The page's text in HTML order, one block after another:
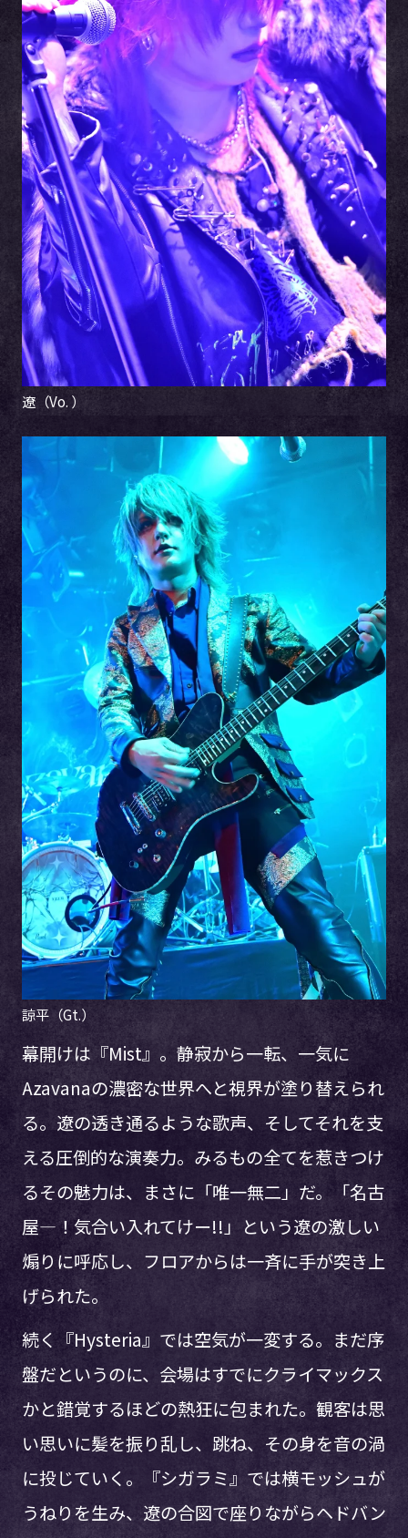
遼（Vo. ）
諒平（Gt.）
幕開けは『Mist』。静寂から一転、一気に
Azavanaの濃密な世界へと視界が塗り替えられ
る。遼の透き通るような歌声、そしてそれを支
える圧倒的な演奏力。みるもの全てを惹きつけ
るその魅力は、まさに「唯一無二」だ。「名古
屋―！気合い入れてけー!!」という遼の激しい
煽りに呼応し、フロアからは一斉に手が突き上
げられた。
続く『Hysteria』では空気が一変する。まだ序
盤だというのに、会場はすでにクライマックス
かと錯覚するほどの熱狂に包まれた。観客は思
い思いに髪を振り乱し、跳ね、その身を音の渦
に投じていく。『シガラミ』では横モッシュが
うねりを生み、遼の合図で座りながらヘドバン